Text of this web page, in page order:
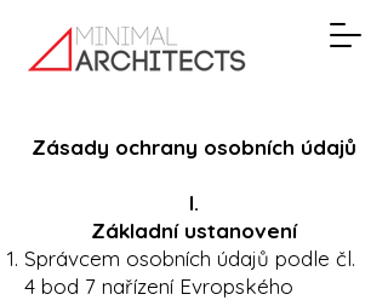
Zásady ochrany osobních údajů
I.
Základní ustanovení
Správcem osobních údajů podle čl.
4 bod 7 nařízení Evropského